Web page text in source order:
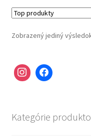
Zobrazený jediný
Kategórie